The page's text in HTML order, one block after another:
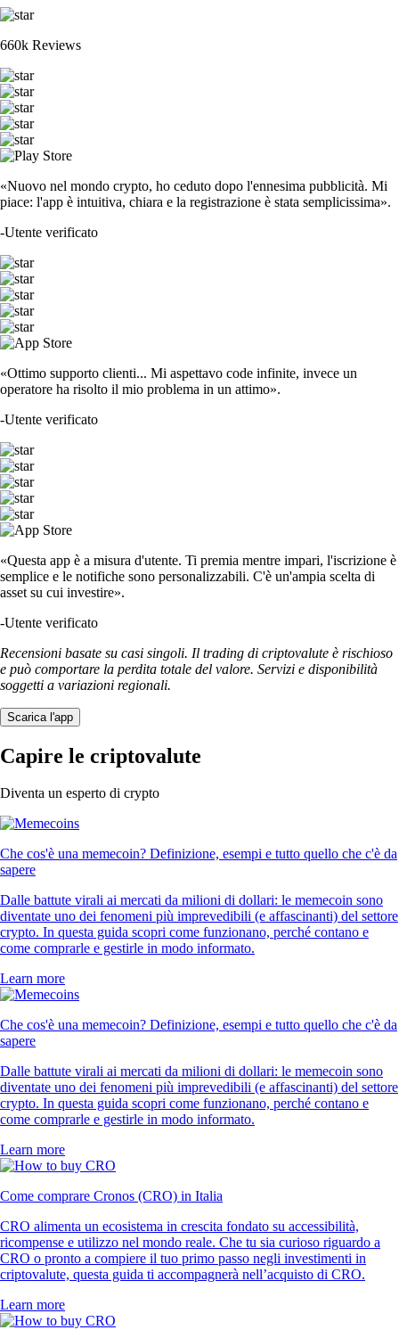
660k Reviews
«Nuovo nel mondo crypto, ho ceduto dopo l'ennesima pubblicità. Mi
piace: l'app è intuitiva, chiara e la registrazione è stata semplicissima».
-Utente verificato
«Ottimo supporto clienti... Mi aspettavo code infinite, invece un
operatore ha risolto il mio problema in un attimo».
-Utente verificato
«Questa app è a misura d'utente. Ti premia mentre impari, l'iscrizione è
semplice e le notifiche sono personalizzabili. C'è un'ampia scelta di
asset su cui investire».
-Utente verificato
Recensioni basate su casi singoli. Il trading di criptovalute è rischioso
e può comportare la perdita totale del valore. Servizi e disponibilità
soggetti a variazioni regionali.
Scarica l'app
Capire le criptovalute
Diventa un esperto di crypto
Che cos'è una memecoin? Definizione, esempi e tutto quello che c'è da
sapere
Dalle battute virali ai mercati da milioni di dollari: le memecoin sono
diventate uno dei fenomeni più imprevedibili (e affascinanti) del settore
crypto. In questa guida scopri come funzionano, perché contano e
come comprarle e gestirle in modo informato.
Learn more
Che cos'è una memecoin? Definizione, esempi e tutto quello che c'è da
sapere
Dalle battute virali ai mercati da milioni di dollari: le memecoin sono
diventate uno dei fenomeni più imprevedibili (e affascinanti) del settore
crypto. In questa guida scopri come funzionano, perché contano e
come comprarle e gestirle in modo informato.
Learn more
Come comprare Cronos (CRO) in Italia
CRO alimenta un ecosistema in crescita fondato su accessibilità,
ricompense e utilizzo nel mondo reale. Che tu sia curioso riguardo a
CRO o pronto a compiere il tuo primo passo negli investimenti in
criptovalute, questa guida ti accompagnerà nell’acquisto di CRO.
Learn more